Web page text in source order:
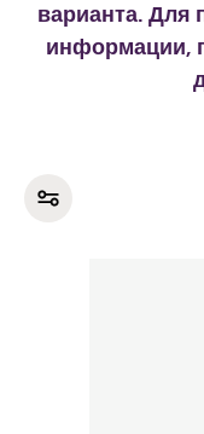
варианта. Для
информации,